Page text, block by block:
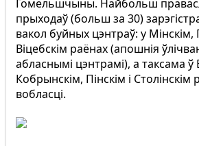
Гомельшчыны. Найбольш
прыходаў (больш за 30)
вакол буйных цэнтраў: у Мінскім,
Віцебскім раёнах (апошнія
абласнымі цэнтрамі), а таксама ў
Кобрынскім, Пінскім і Столінскім
вобласці.